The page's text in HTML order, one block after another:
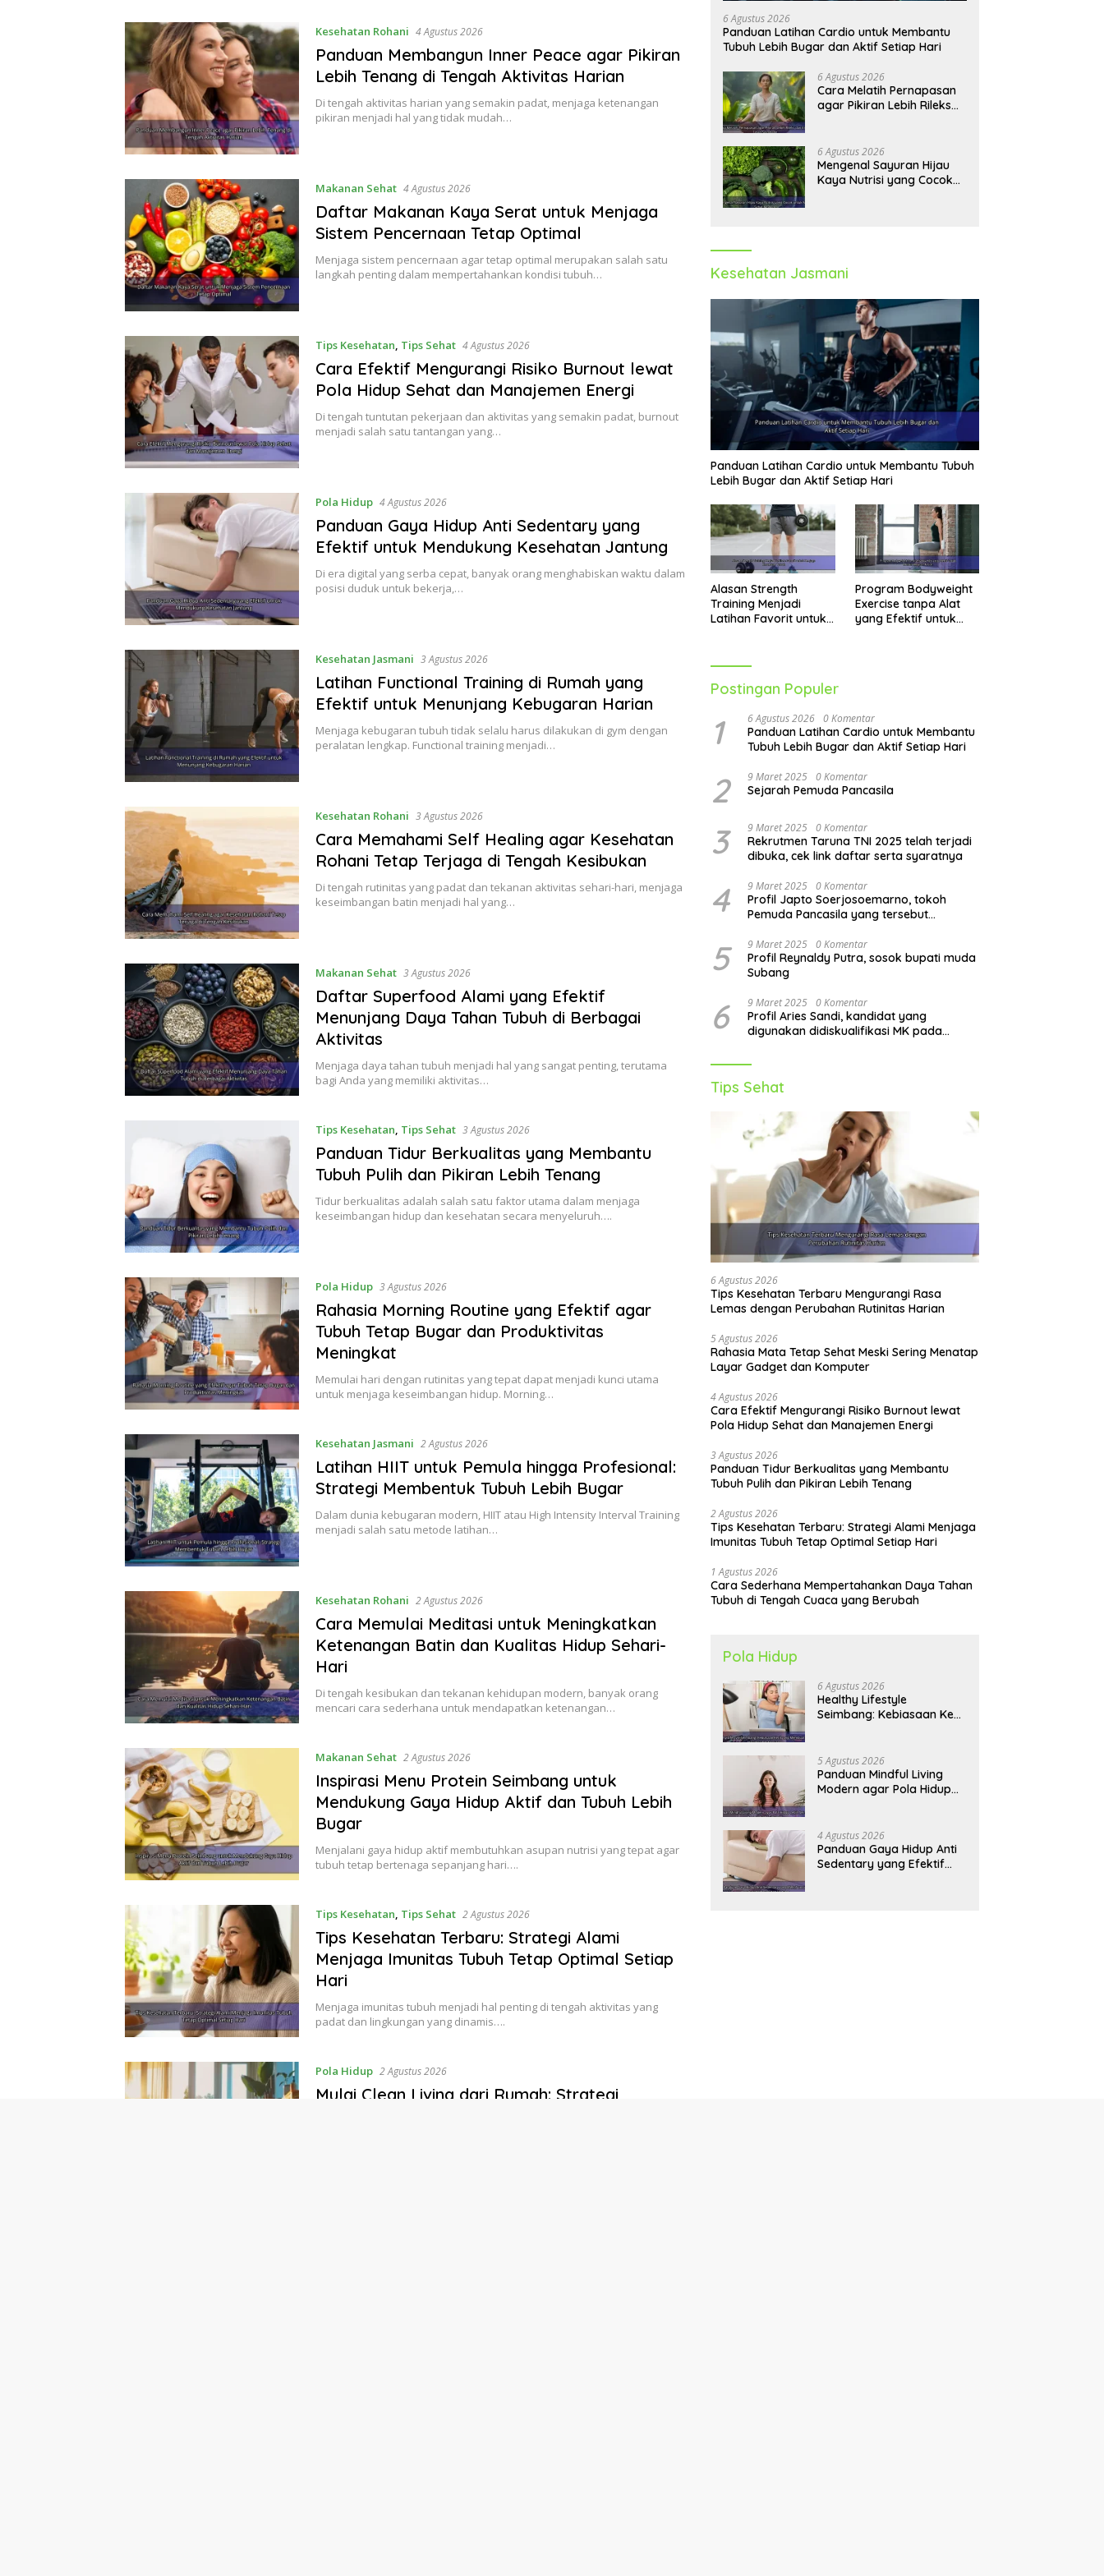
Kesehatan Rohani 4 Agustus 2026
Panduan Membangun Inner Peace agar Pikiran
Lebih Tenang di Tengah Aktivitas Harian
Di tengah aktivitas harian yang semakin padat, menjaga ketenangan
pikiran menjadi hal yang tidak mudah…
Makanan Sehat 4 Agustus 2026
Daftar Makanan Kaya Serat untuk Menjaga
Sistem Pencernaan Tetap Optimal
Menjaga sistem pencernaan agar tetap optimal merupakan salah satu
langkah penting dalam mempertahankan kondisi tubuh…
Tips Kesehatan, Tips Sehat 4 Agustus 2026
Cara Efektif Mengurangi Risiko Burnout lewat
Pola Hidup Sehat dan Manajemen Energi
Di tengah tuntutan pekerjaan dan aktivitas yang semakin padat, burnout
menjadi salah satu tantangan yang…
Pola Hidup 4 Agustus 2026
Panduan Gaya Hidup Anti Sedentary yang
Efektif untuk Mendukung Kesehatan Jantung
Di era digital yang serba cepat, banyak orang menghabiskan waktu dalam
posisi duduk untuk bekerja,…
Kesehatan Jasmani 3 Agustus 2026
Latihan Functional Training di Rumah yang
Efektif untuk Menunjang Kebugaran Harian
Menjaga kebugaran tubuh tidak selalu harus dilakukan di gym dengan
peralatan lengkap. Functional training menjadi…
Kesehatan Rohani 3 Agustus 2026
Cara Memahami Self Healing agar Kesehatan
Rohani Tetap Terjaga di Tengah Kesibukan
Di tengah rutinitas yang padat dan tekanan aktivitas sehari-hari, menjaga
keseimbangan batin menjadi hal yang…
Makanan Sehat 3 Agustus 2026
Daftar Superfood Alami yang Efektif
Menunjang Daya Tahan Tubuh di Berbagai
Aktivitas
Menjaga daya tahan tubuh menjadi hal yang sangat penting, terutama
bagi Anda yang memiliki aktivitas…
Tips Kesehatan, Tips Sehat 3 Agustus 2026
Panduan Tidur Berkualitas yang Membantu
Tubuh Pulih dan Pikiran Lebih Tenang
Tidur berkualitas adalah salah satu faktor utama dalam menjaga
keseimbangan hidup dan kesehatan secara menyeluruh….
Pola Hidup 3 Agustus 2026
Rahasia Morning Routine yang Efektif agar
Tubuh Tetap Bugar dan Produktivitas
Meningkat
Memulai hari dengan rutinitas yang tepat dapat menjadi kunci utama
untuk menjaga keseimbangan hidup. Morning…
Kesehatan Jasmani 2 Agustus 2026
Latihan HIIT untuk Pemula hingga Profesional:
Strategi Membentuk Tubuh Lebih Bugar
Dalam dunia kebugaran modern, HIIT atau High Intensity Interval Training
menjadi salah satu metode latihan…
Kesehatan Rohani 2 Agustus 2026
Cara Memulai Meditasi untuk Meningkatkan
Ketenangan Batin dan Kualitas Hidup Sehari-
Hari
Di tengah kesibukan dan tekanan kehidupan modern, banyak orang
mencari cara sederhana untuk mendapatkan ketenangan…
Makanan Sehat 2 Agustus 2026
Inspirasi Menu Protein Seimbang untuk
Mendukung Gaya Hidup Aktif dan Tubuh Lebih
Bugar
Menjalani gaya hidup aktif membutuhkan asupan nutrisi yang tepat agar
tubuh tetap bertenaga sepanjang hari….
Tips Kesehatan, Tips Sehat 2 Agustus 2026
Tips Kesehatan Terbaru: Strategi Alami
Menjaga Imunitas Tubuh Tetap Optimal Setiap
Hari
Menjaga imunitas tubuh menjadi hal penting di tengah aktivitas yang
padat dan lingkungan yang dinamis….
Pola Hidup 2 Agustus 2026
Mulai Clean Living dari Rumah: Strategi
6 Agustus 2026
Panduan Latihan Cardio untuk Membantu
Tubuh Lebih Bugar dan Aktif Setiap Hari
6 Agustus 2026
Cara Melatih Pernapasan
agar Pikiran Lebih Rileks
6 Agustus 2026
Mengenal Sayuran Hijau
Kaya Nutrisi yang Cocok
Kesehatan Jasmani
Panduan Latihan Cardio untuk Membantu Tubuh
Lebih Bugar dan Aktif Setiap Hari
Alasan Strength
Training Menjadi
Latihan Favorit untuk
Program Bodyweight
Exercise tanpa Alat
yang Efektif untuk
Postingan Populer
1 6 Agustus 2026 0 Komentar
Panduan Latihan Cardio untuk Membantu
Tubuh Lebih Bugar dan Aktif Setiap Hari
2 9 Maret 2025 0 Komentar
Sejarah Pemuda Pancasila
3 9 Maret 2025 0 Komentar
Rekrutmen Taruna TNI 2025 telah terjadi
dibuka, cek link daftar serta syaratnya
4 9 Maret 2025 0 Komentar
Profil Japto Soerjosoemarno, tokoh
Pemuda Pancasila yang tersebut
5 9 Maret 2025 0 Komentar
Profil Reynaldy Putra, sosok bupati muda
Subang
6 9 Maret 2025 0 Komentar
Profil Aries Sandi, kandidat yang
digunakan didiskualifikasi MK pada
Tips Sehat
6 Agustus 2026
Tips Kesehatan Terbaru Mengurangi Rasa
Lemas dengan Perubahan Rutinitas Harian
5 Agustus 2026
Rahasia Mata Tetap Sehat Meski Sering Menatap
Layar Gadget dan Komputer
4 Agustus 2026
Cara Efektif Mengurangi Risiko Burnout lewat
Pola Hidup Sehat dan Manajemen Energi
3 Agustus 2026
Panduan Tidur Berkualitas yang Membantu
Tubuh Pulih dan Pikiran Lebih Tenang
2 Agustus 2026
Tips Kesehatan Terbaru: Strategi Alami Menjaga
Imunitas Tubuh Tetap Optimal Setiap Hari
1 Agustus 2026
Cara Sederhana Mempertahankan Daya Tahan
Tubuh di Tengah Cuaca yang Berubah
Pola Hidup
6 Agustus 2026
Healthy Lifestyle
Seimbang: Kebiasaan Kecil
5 Agustus 2026
Panduan Mindful Living
Modern agar Pola Hidup
4 Agustus 2026
Panduan Gaya Hidup Anti
Sedentary yang Efektif